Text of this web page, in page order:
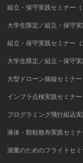
組立・保守実践セミナー（
大学生限定／組立・保守
組立・保守実践セミナー（
大学生限定／組立・保守実
大型ドローン操縦セミナー
インフラ点検実践セミナー
プログラミング飛行組込
液体・顆粒散布実践セミナ
測量のためのフライトセミ